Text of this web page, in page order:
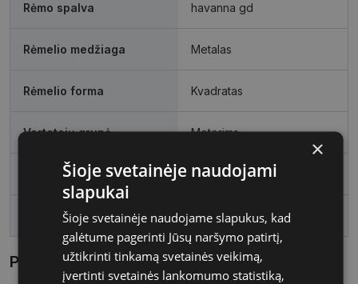
Rėmo spalva havanna gd
Rėmelio medžiaga Metalas
Rėmelio forma Kvadratas
Vartotojų grupė Moterims
Lęšio plotis, mm 54
Tarpnosės plotis, mm 21
Parametrai Kaip sužinoti savo akinių dydį?
×
Šioje svetainėje naudojami
slapukai
Šioje svetainėje naudojame slapukus, kad
galėtume pagerinti Jūsų naršymo patirtį,
užtikrinti tinkamą svetainės veikimą,
įvertinti svetainės lankomumo statistiką,